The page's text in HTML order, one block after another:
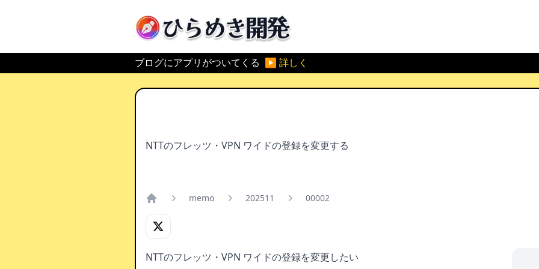
ひらめき開発
ブログにアプリがついてくる ▶ 詳しく
NTTのフレッツ・VPN ワイドの登録を変更する
Home
memo 202511 00002
NTTのフレッツ・VPN ワイドの登録を変更したい